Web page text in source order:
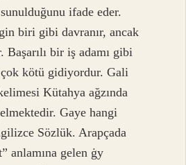
sunulduğunu ifade eder.
biri gibi davranır, ancak
Başarılı bir iş adamı gibi
kötü gidiyordur. Gali
Kütahya ağzında
Gaye hangi
Sözlük. Arapçada
anlamına gelen ġy